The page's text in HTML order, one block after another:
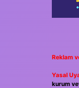
Reklam
Yasal
kurum